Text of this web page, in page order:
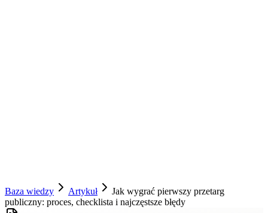
Baza wiedzy Artykuł
Jak wygrać pierwszy przetarg
publiczny: proces, checklista i najczęstsze błędy